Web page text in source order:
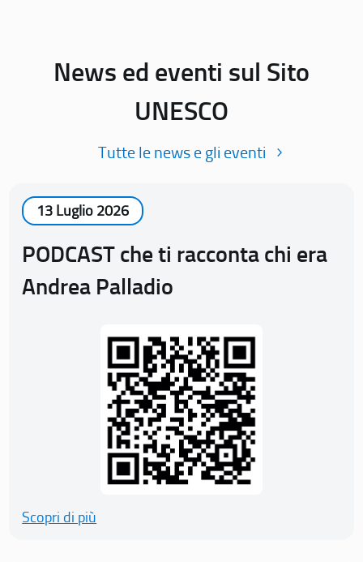
News ed eventi sul Sito
UNESCO
Tutte le news e gli eventi
13 Luglio 2026
PODCAST che ti racconta chi era
Andrea Palladio
Scopri di più